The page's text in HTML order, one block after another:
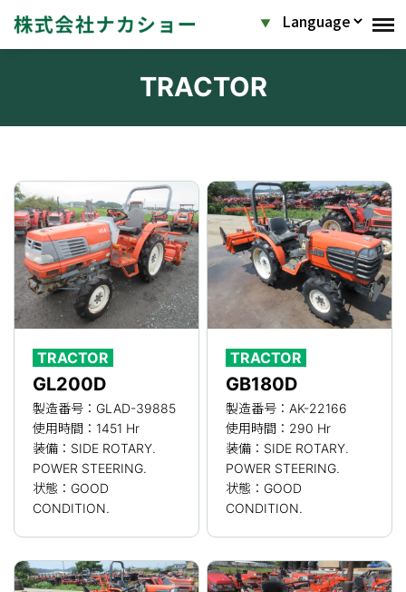
TRACTOR
TRACTOR
GL200D
製造番号：GLAD-39885
使用時間：1451 Hr
装備：SIDE ROTARY.
POWER STEERING.
状態：GOOD
CONDITION.
TRACTOR
GB180D
製造番号：AK-22166
使用時間：290 Hr
装備：SIDE ROTARY.
POWER STEERING.
状態：GOOD
CONDITION.